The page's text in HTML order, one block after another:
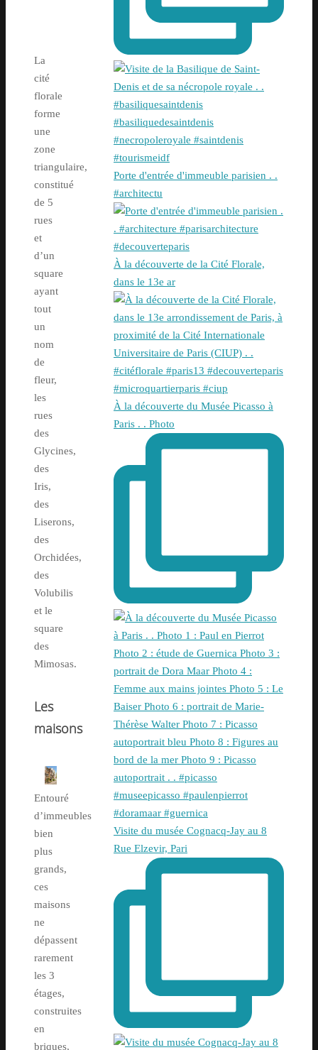
La
cité
florale
forme
une
zone
triangulaire,
constitué
de 5
rues
et
d’un
square
ayant
tout
un
nom
de
fleur,
les
rues
des
Glycines,
des
Iris,
des
Liserons,
des
Orchidées,
des
Volubilis
et le
square
des
Mimosas.
Les
maisons
Entouré
d’immeubles
bien
plus
grands,
ces
maisons
ne
dépassent
rarement
les 3
étages,
construites
en
briques,
Porte d'entrée d'immeuble parisien . .
#architectu
À la découverte de la Cité Florale,
dans le 13e ar
À la découverte du Musée Picasso à
Paris . . Photo
Visite du musée Cognacq-Jay au 8
Rue Elzevir, Pari